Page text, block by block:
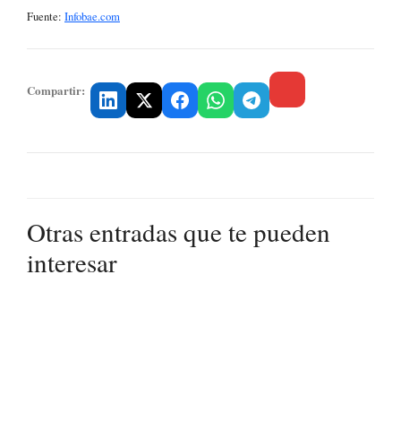
Fuente: Infobae.com
Compartir:
Otras entradas que te pueden
interesar